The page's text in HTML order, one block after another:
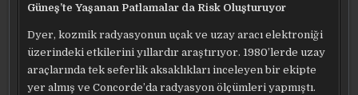
Güneş’te Yaşanan Patlamalar da Risk Oluşturuyor
Dyer, kozmik radyasyonun uçak ve uzay aracı elektroniği
üzerindeki etkilerini yıllardır araştırıyor. 1980’lerde uzay
araçlarında tek seferlik aksaklıkları inceleyen bir ekipte
yer almış ve Concorde’da radyasyon ölçümleri yapmıştı.